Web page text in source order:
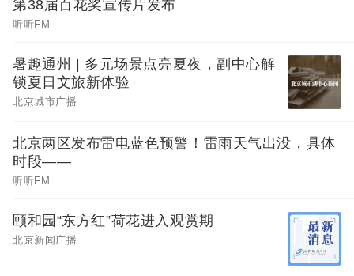
第38届百花奖宣传片发布
听听FM
暑趣通州 | 多元场景点亮夏夜，副中心解
锁夏日文旅新体验
北京城市广播
北京两区发布雷电蓝色预警！雷雨天气出没，具体
时段——
听听FM
颐和园“东方红”荷花进入观赏期
北京新闻广播